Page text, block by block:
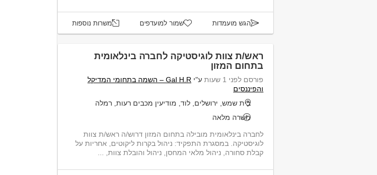
הגש מועמדות שמור למועדפים משרות נוספות
ראש/ת צוות לוגיסטיקה לחברה בינלאומית
בתחום המזון
פורסם לפני 1 שעות ע"י
Gal H.R – השמה בתחומי המדיקל
והפיננסים
בית שמש, ירושלים, לוד, מודיעין מכבים רעות, רמלה
משרה מלאה
לחברה בינלאומית מובילה בתחום המזון דרוש/ה ראש/ת צוות
לוגיסטיקה. במסגרת התפקיד: ניהול בקרות ליקוטים, אחריות על
קבלת סחורה, ניהול מלאי המחסן, ניהול והובלת צוות, ...